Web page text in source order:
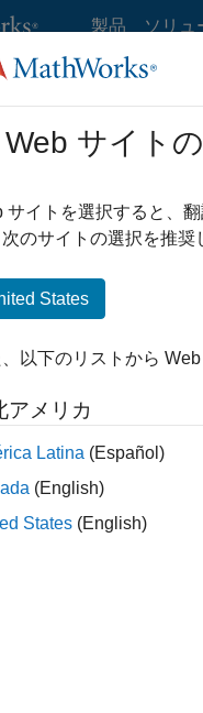
製品 ソリュ
採用情報
求人検索 オフィス所在地
だ
Web サイト
サイトを選択すると、
次のサイトの選択を推奨
States
、以下のリストから
アメリカ
Latina (Español)
(English)
States (English)